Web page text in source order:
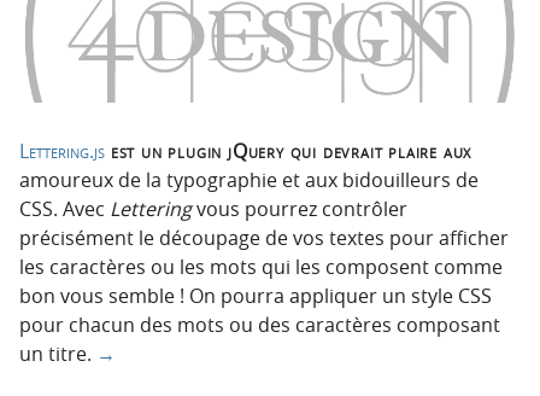
e
Lettering.js est un plugin jQuery qui devrait plaire aux
amoureux de la typographie et aux bidouilleurs de
CSS. Avec Letteringvous pourrez contrôler
précisément le découpage de vos textes pour afficher
les caractères ou les mots qui les composent comme
bon vous semble ! On pourra appliquer un style CSS
pour chacun des mots ou des caractères composant
un titre. →